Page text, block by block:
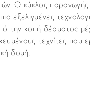
Ο κύκλος παραγωγής
εξελιγμένες
την κοπή δέρματος
τεχνίτες που
δομή.